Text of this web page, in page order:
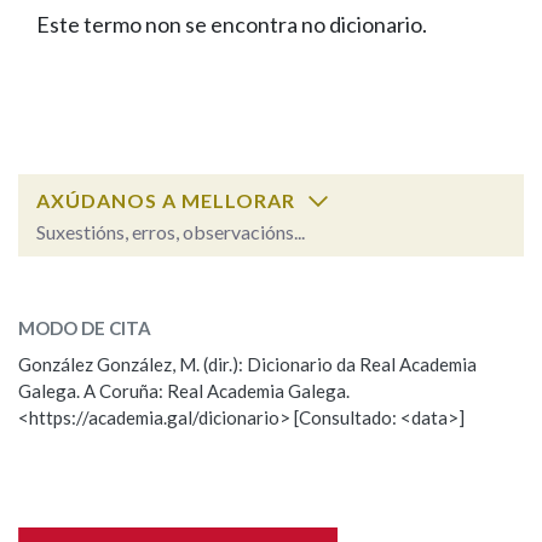
FIGURAS HOMENAXEADAS
PORTAL DAS PALABRAS
Facebook
TwitterYoutubeInstagram
Bluesky
BUSCAR NOS LEMAS
Remata por
BUSCAR NO CONTIDO
Nas definicións
Este termo non se encontra no dicionario.
AXÚDANOS A MELLORAR
Suxestións, erros, observacións...
Observación
Nome
MODO DE CITA
González González, M. (dir.): Dicionario da Real Academia
Galega. A Coruña: Real Academia Galega.
<https://academia.gal/dicionario> [Consultado: <data>]